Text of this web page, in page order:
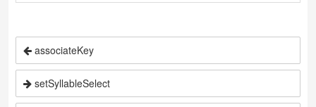
associateKey
setSyllableSelect